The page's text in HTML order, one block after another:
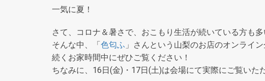
一気に夏！
さて、コロナ＆暑さで、おこもり生活が続いている方も多
そんな中、「色匂ふ 」さんという山梨のお店のオンライ
続くお家時間中にぜひご覧ください！
ちなみに、16日(金)・17日(土)は会場にて実際にご覧いた